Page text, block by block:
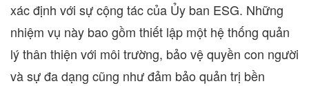
xác định với sự cộng tác của Ủy ban ESG. Những
nhiệm vụ này bao gồm thiết lập một hệ thống quản
lý thân thiện với môi trường, bảo vệ quyền con người
và sự đa dạng cũng như đảm bảo quản trị bền